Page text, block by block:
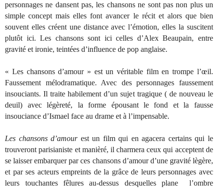
personnages ne dansent pas, les chansons ne sont pas non plus un
simple concept mais elles font avancer le récit et alors que bien
souvent elles créent une distance avec l’émotion, elles la suscitent
plutôt ici. Les chansons sont ici celles d’Alex Beaupain, entre
gravité et ironie, teintées d’influence de pop anglaise.
« Les chansons d’amour » est un véritable film en trompe l’œil.
Faussement mélodramatique. Avec des personnages faussement
insouciants. Il traite habilement d’un sujet tragique ( de nouveau le
deuil) avec légèreté, la forme épousant le fond et la fausse
insouciance d’Ismael face au drame et à l’impensable.
Les chansons d’amourest un film qui en agacera certains qui le
trouveront parisianiste et manièré, il charmera ceux qui acceptent de
se laisser embarquer par ces chansons d’amour d’une gravité lègère,
et par ses acteurs empreints de la grâce de leurs personnages avec
leurs touchantes fêlures au-dessus desquelles plane l’ombre